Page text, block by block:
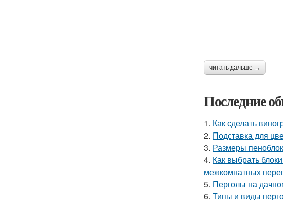
читать дальше →
Последние
1. Как сделать
2. Подставка для
3. Размеры
4. Как выбрать
межкомнатных
5. Перголы на
6. Типы и виды